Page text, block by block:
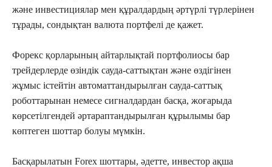
және инвестициялар мен құралдардың әртүрлі түрлерінен
тұрады, сондықтан валюта портфелі де қажет.
Форекс қорларының айтарлықтай портфолиосы бар
трейдерлерде өзіндік сауда-саттықтан және өздігінен
жұмыс істейтін автоматтандырылған сауда-саттық
роботтарынан немесе сигналдардан басқа, жоғарыда
көрсетілгендей әртараптандырылған құрылымы бар
көптеген шоттар болуы мүмкін.
Басқарылатын Forex шоттары, әдетте, инвестор ақша